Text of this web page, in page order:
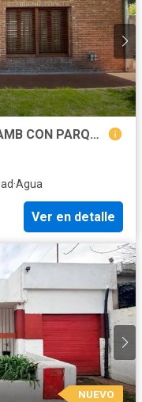
LATORRE PROP. VENDE CASA 3 AMB CON PARQUE Y GARAGE
·Agua
Ver en detalle
NUEVO